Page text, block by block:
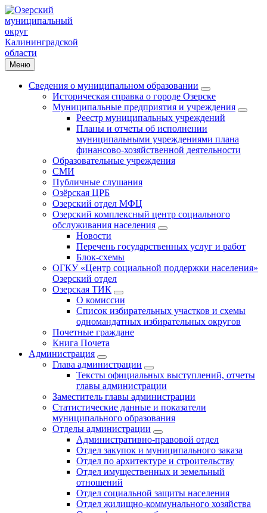
Меню
Сведения о муниципальном образовании
Историческая справка о городе Озерске
Муниципальные предприятия и учреждения
Реестр муниципальных учреждений
Планы и отчеты об исполнении
муниципальными учреждениями плана
финансово-хозяйственной деятельности
Образовательные учреждения
СМИ
Публичные слушания
Озёрская ЦРБ
Озерский отдел МФЦ
Озерский комплексный центр социального
обслуживания населения
Новости
Перечень государственных услуг и работ
Блок-схемы
ОГКУ «Центр социальной поддержки населения»
Озерский отдел
Озерская ТИК
О комиссии
Список избирательных участков и схемы
одномандатных избирательных округов
Почетные граждане
Книга Почета
Администрация
Глава администрации
Тексты официальных выступлений, отчеты
главы администрации
Заместитель главы администрации
Статистические данные и показатели
муниципального образования
Отделы администрации
Административно-правовой отдел
Отдел закупок и муниципального заказа
Отдел по архитектуре и строительству
Отдел имущественных и земельный
отношений
Отдел социальной защиты населения
Отдел жилищно-коммунального хозяйства